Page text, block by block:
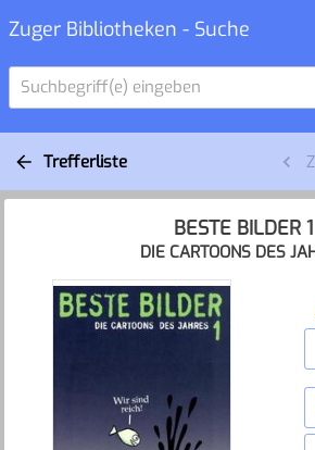
Zuger Bibliotheken - Suche
Suchbegriff(e) eingeben
Trefferliste
BESTE BILDER 1
DIE CARTOONS DES